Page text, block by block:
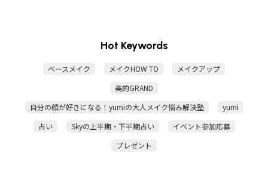
Hot Keywords
ベースメイク メイクHOW TO
メイクアップ
美的GRAND
自分の顔が好きになる！yumiの大人メイク悩み解決塾
yumi
占い
Skyの上半期・下半期占い
イベント参加応募
プレゼント